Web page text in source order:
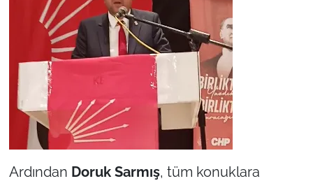
Ardından Doruk Sarmış, tüm konuklara